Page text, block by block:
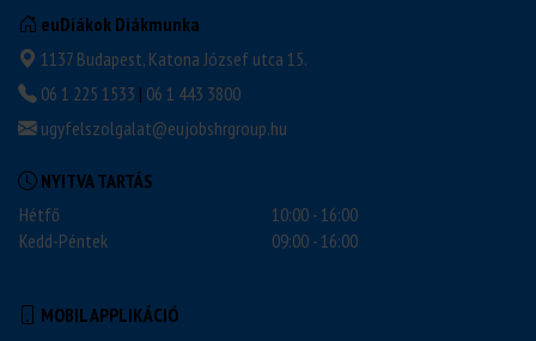
euDiákok Diákmunka
1137 Budapest, Katona József utca 15.
06 1 225 1533 | 06 1 443 3800
ugyfelszolgalat@eujobshrgroup.hu
NYITVA TARTÁS
Hétfő
10:00 - 16:00
Kedd-Péntek
09:00 - 16:00
MOBIL APPLIKÁCIÓ